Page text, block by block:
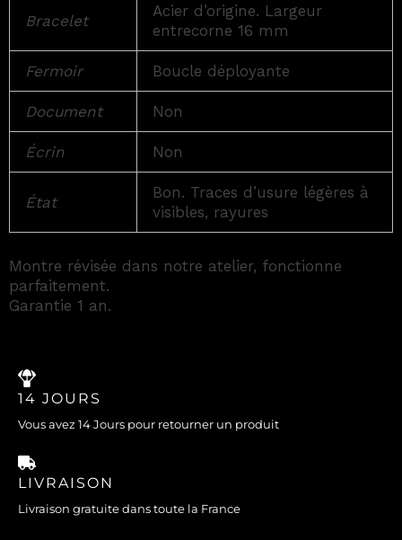
Bracelet
Acier d’origine. Largeur
entrecorne 16 mm
Fermoir Boucle déployante
Document Non
Écrin Non
État
Bon. Traces d’usure légères à
visibles, rayures
Montre révisée dans notre atelier, fonctionne
parfaitement.
Garantie 1 an.
14 JOURS
Vous avez 14 Jours pour retourner un produit
LIVRAISON
Livraison gratuite dans toute la France